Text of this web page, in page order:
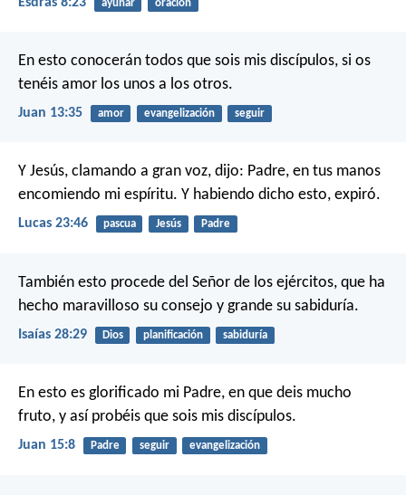
ayunar oración
En esto conocerán todos que sois mis discípulos, si os
tenéis amor los unos a los otros.
Juan 13:35 amor evangelización seguir
Y Jesús, clamando a gran voz, dijo: Padre, en tus manos
encomiendo mi espíritu. Y habiendo dicho esto, expiró.
Lucas 23:46 pascua Jesús Padre
También esto procede del Señor de los ejércitos, que ha
hecho maravilloso su consejo y grande su sabiduría.
Isaías 28:29 Dios planificación sabiduría
En esto es glorificado mi Padre, en que deis mucho
fruto, y así probéis que sois mis discípulos.
Juan 15:8 Padre seguir evangelización